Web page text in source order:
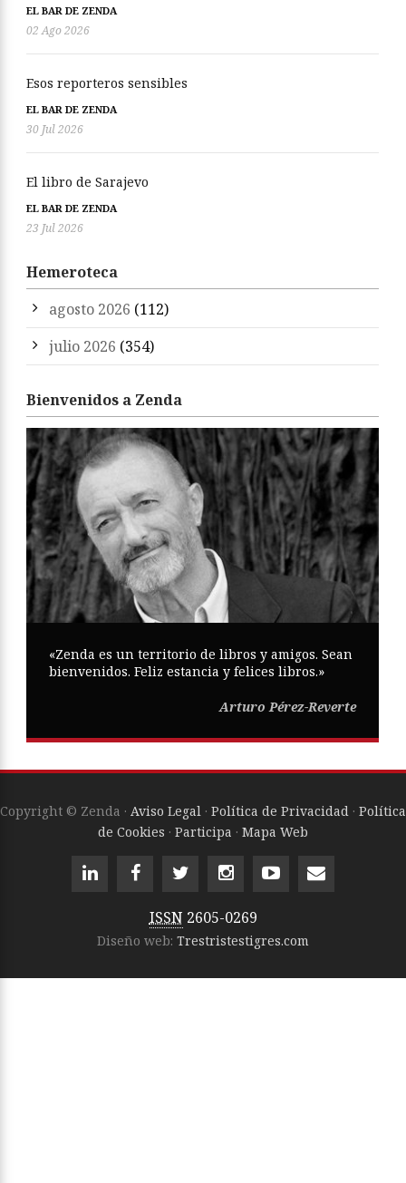
EL BAR DE ZENDA
02 Ago 2026
Esos reporteros sensibles
EL BAR DE ZENDA
30 Jul 2026
El libro de Sarajevo
EL BAR DE ZENDA
23 Jul 2026
Hemeroteca
agosto 2026 (112)
julio 2026 (354)
Bienvenidos a Zenda
«Zenda es un territorio de libros y amigos. Sean
bienvenidos. Feliz estancia y felices libros.»
Arturo Pérez-Reverte
Copyright © Zenda · Aviso Legal · Política de Privacidad · Política
de Cookies · Participa · Mapa Web
ISSN 2605-0269
Diseño web: Trestristestigres.com